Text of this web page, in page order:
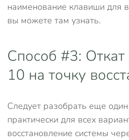
наименование клавиши для
вы можете там узнать.
Способ #3:
10 на точку
Следует разобрать еще
практически для всех
восстановление системы